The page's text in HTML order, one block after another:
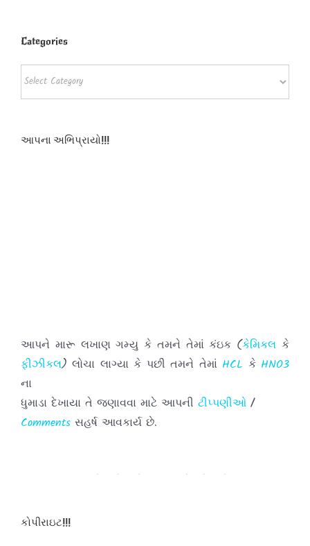
Categories
Categories
આપના અભિપ્રાયો!!!
આપને મારૂ લખાણ ગમ્યુ કે તમને તેમાં કંઇક (કેમિકલ કે
ફીઝીકલ) લોચા લાગ્યા કે પછી તમને તેમાં HCL કે HNO3
ના
ધુમાડા દેખાયા તે જણાવવા માટે આપની ટીપ્પણીઓ /
Comments સહર્ષ આવકાર્ય છે.
તમારા અભિપ્રાયો મને પહોંચાડવા માટે દરેક પોસ્ટ
કરો.
કોપીરાઇટ!!!